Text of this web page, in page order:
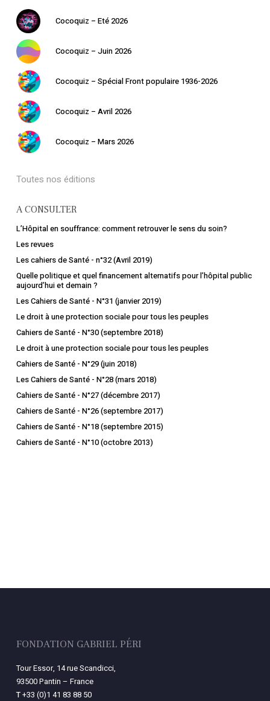
Cocoquiz – Eté 2026
Cocoquiz – Juin 2026
Cocoquiz – Spécial Front populaire 1936-2026
Cocoquiz – Avril 2026
Cocoquiz – Mars 2026
Toutes nos éditions
A CONSULTER
L’Hôpital en souffrance: comment retrouver le sens du soin?
Les revues
Les cahiers de Santé - n°32 (Avril 2019)
Quelle politique et quel financement alternatifs pour l’hôpital public
aujourd’hui et demain ?
Les Cahiers de Santé - N°31 (janvier 2019)
Le droit à une protection sociale pour tous les peuples
Cahiers de Santé - N°30 (septembre 2018)
Le droit à une protection sociale pour tous les peuples
Cahiers de Santé - N°29 (juin 2018)
Les Cahiers de Santé - N°28 (mars 2018)
Cahiers de Santé - N°27 (décembre 2017)
Cahiers de Santé - N°26 (septembre 2017)
Cahiers de Santé - N°18 (septembre 2015)
Cahiers de Santé - N°10 (octobre 2013)
FONDATION GABRIEL PÉRI
Tour Essor, 14 rue Scandicci,
93500 Pantin – France
T+33 (0)1 41 83 88 50